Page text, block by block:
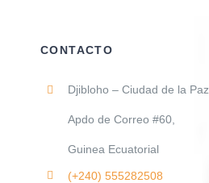
CONTACTO
Djibloho – Ciudad de la Paz,
Apdo de Correo #60,
Guinea Ecuatorial
(+240) 555282508